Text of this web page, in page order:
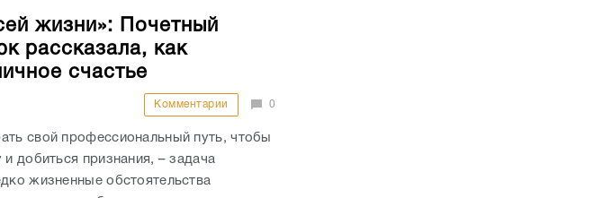
жизни»: Почетный
рассказала, как
счастье
Комментарии 0
свой профессиональный путь, чтобы
и добиться признания, – задача
жизненные обстоятельства